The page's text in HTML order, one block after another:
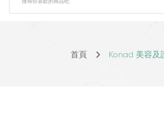
首頁 Konad 美容及